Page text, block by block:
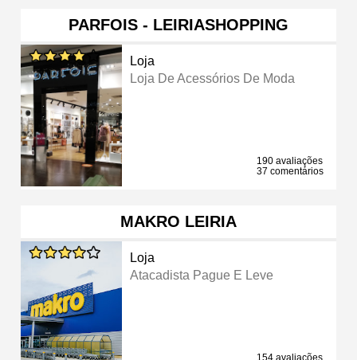
PARFOIS - LEIRIASHOPPING
Loja
Loja De Acessórios De Moda
190 avaliações
37 comentários
MAKRO LEIRIA
Loja
Atacadista Pague E Leve
154 avaliações